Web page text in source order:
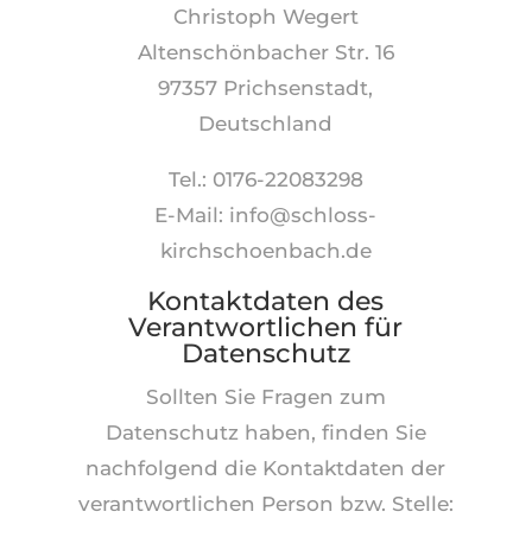
Christoph Wegert
Altenschönbacher Str. 16
97357 Prichsenstadt,
Deutschland
Tel.: 0176-22083298
E-Mail: info@schloss-
kirchschoenbach.de
Kontaktdaten des
Verantwortlichen für
Datenschutz
Sollten Sie Fragen zum
Datenschutz haben, finden Sie
nachfolgend die Kontaktdaten der
verantwortlichen Person bzw. Stelle: